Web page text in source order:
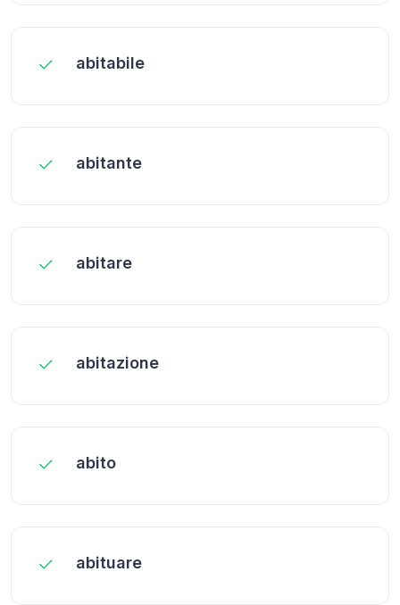
abitabile
abitante
abitare
abitazione
abito
abituare